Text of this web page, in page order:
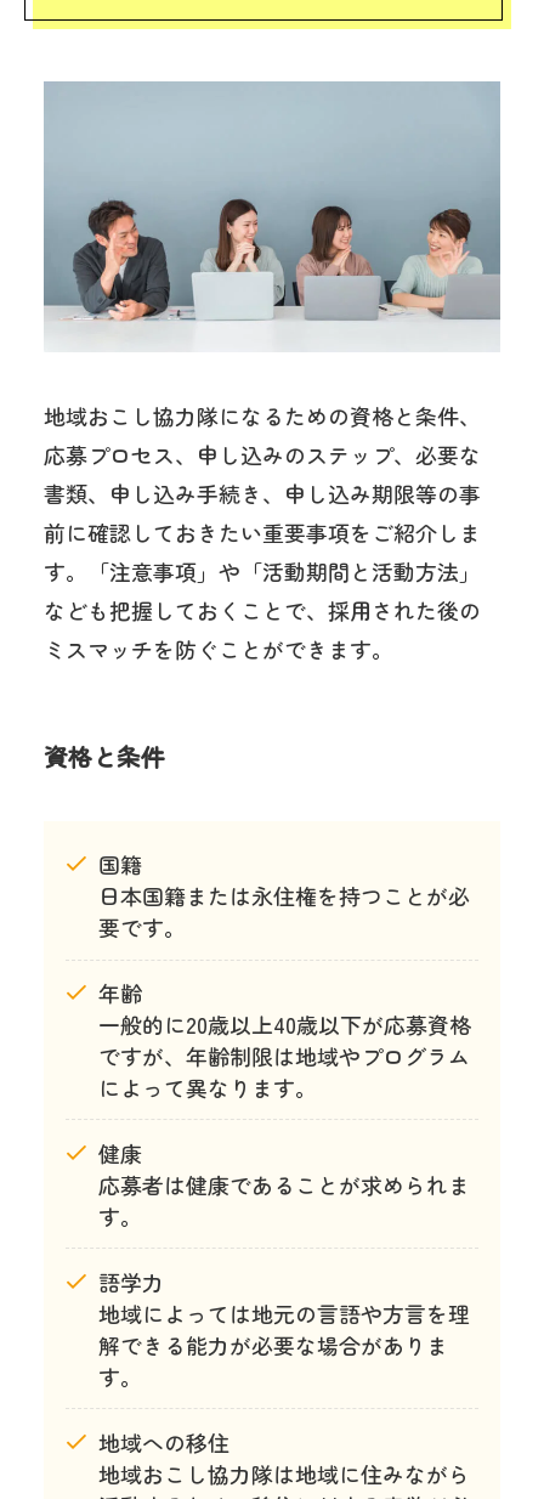
地域おこし協力隊になるための資格と条件、
応募プロセス、申し込みのステップ、必要な
書類、申し込み手続き、申し込み期限等の事
前に確認しておきたい重要事項をご紹介しま
す。「注意事項」や「活動期間と活動方法」
なども把握しておくことで、採用された後の
ミスマッチを防ぐことができます。
資格と条件
国籍
日本国籍または永住権を持つことが必
要です。
年齢
一般的に20歳以上40歳以下が応募資格
ですが、年齢制限は地域やプログラム
によって異なります。
健康
応募者は健康であることが求められま
す。
語学力
地域によっては地元の言語や方言を理
解できる能力が必要な場合がありま
す。
地域への移住
地域おこし協力隊は地域に住みながら